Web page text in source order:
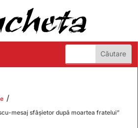
/
mesaj sfâșietor după moartea fratelui”